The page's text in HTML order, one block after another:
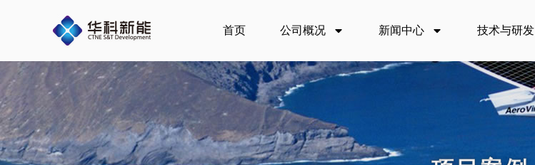
容
首页 公司概况 新闻中心 技术与研发